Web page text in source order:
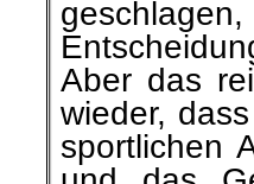
Aber das
wieder, dass
sportlichen